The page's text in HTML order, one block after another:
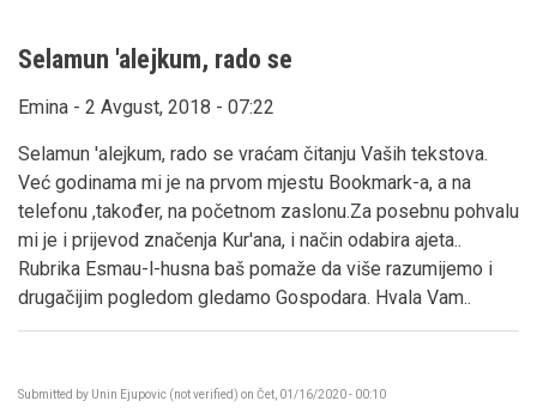
Selamun 'alejkum, rado se
Emina - 2 Avgust, 2018 - 07:22
Selamun 'alejkum, rado se vraćam čitanju Vaših tekstova.
Već godinama mi je na prvom mjestu Bookmark-a, a na
telefonu ,također, na početnom zaslonu.Za posebnu pohvalu
mi je i prijevod značenja Kur'ana, i način odabira ajeta..
Rubrika Esmau-l-husna baš pomaže da više razumijemo i
drugačijim pogledom gledamo Gospodara. Hvala Vam..
Submitted by Unin Ejupovic (not verified) on Čet, 01/16/2020 - 00:10